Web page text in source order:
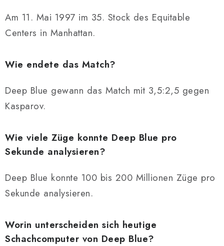
Am 11. Mai 1997 im 35. Stock des Equitable
Centers in Manhattan.
Wie endete das Match?
Deep Blue gewann das Match mit 3,5:2,5 gegen
Kasparov.
Wie viele Züge konnte Deep Blue pro
Sekunde analysieren?
Deep Blue konnte 100 bis 200 Millionen Züge pro
Sekunde analysieren.
Worin unterscheiden sich heutige
Schachcomputer von Deep Blue?